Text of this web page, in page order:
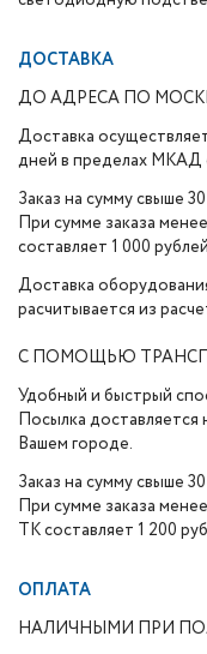
ДОСТАВКА
ДО АДРЕСА ПО
Доставка
дней в пределах МКАД
Заказ на сумму свыше
При сумме заказа
составляет 1 000
Доставка
расчитывается из
С ПОМОЩЬЮ
Удобный и быстрый
Посылка доставляется
Вашем городе.
Заказ на сумму свыше
При сумме заказа
ТК составляет 1 200
ОПЛАТА
НАЛИЧНЫМИ ПРИ